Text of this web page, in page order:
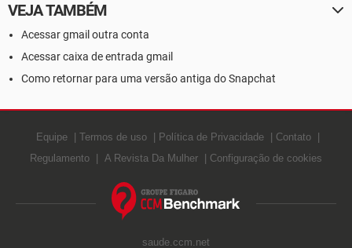
VEJA TAMBÉM
Acessar gmail outra conta
Acessar caixa de entrada gmail
Como retornar para uma versão antiga do Snapchat
Equipe Termos de uso Política de Privacidade
Contato
Regulamento
A Revista Da Mulher Configuração de cookies
saude.ccm.net